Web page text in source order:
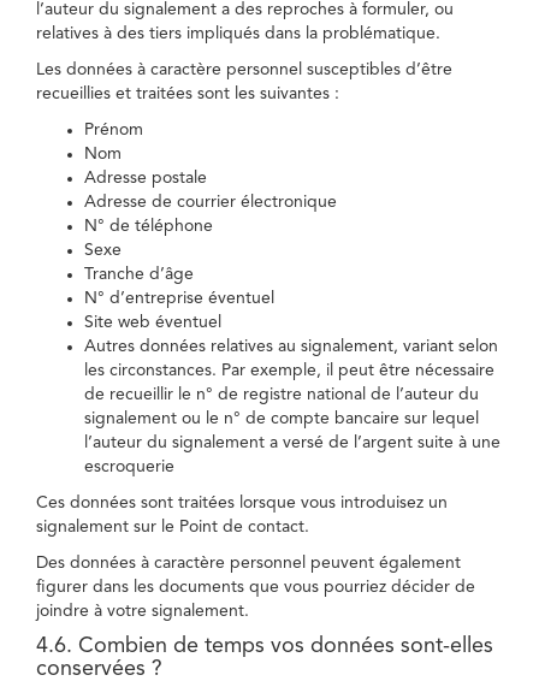
l’auteur du signalement a des reproches à formuler, ou
relatives à des tiers impliqués dans la problématique.
Les données à caractère personnel susceptibles d’être
recueillies et traitées sont les suivantes :
Prénom
Nom
Adresse postale
Adresse de courrier électronique
N° de téléphone
Sexe
Tranche d’âge
N° d’entreprise éventuel
Site web éventuel
Autres données relatives au signalement, variant selon
les circonstances. Par exemple, il peut être nécessaire
de recueillir le n° de registre national de l’auteur du
signalement ou le n° de compte bancaire sur lequel
l’auteur du signalement a versé de l’argent suite à une
escroquerie
Ces données sont traitées lorsque vous introduisez un
signalement sur le Point de contact.
Des données à caractère personnel peuvent également
figurer dans les documents que vous pourriez décider de
joindre à votre signalement.
4.6. Combien de temps vos données sont-elles
conservées ?